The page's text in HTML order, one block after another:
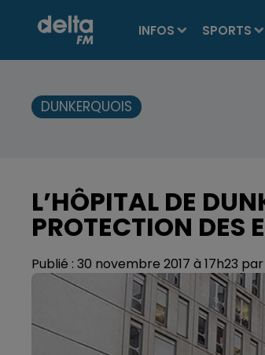
INFOS SPORTS
DUNKERQUOIS
L’HÔPITAL DE
PROTECTION DES
Publié : 30 novembre 2017 à 17h23